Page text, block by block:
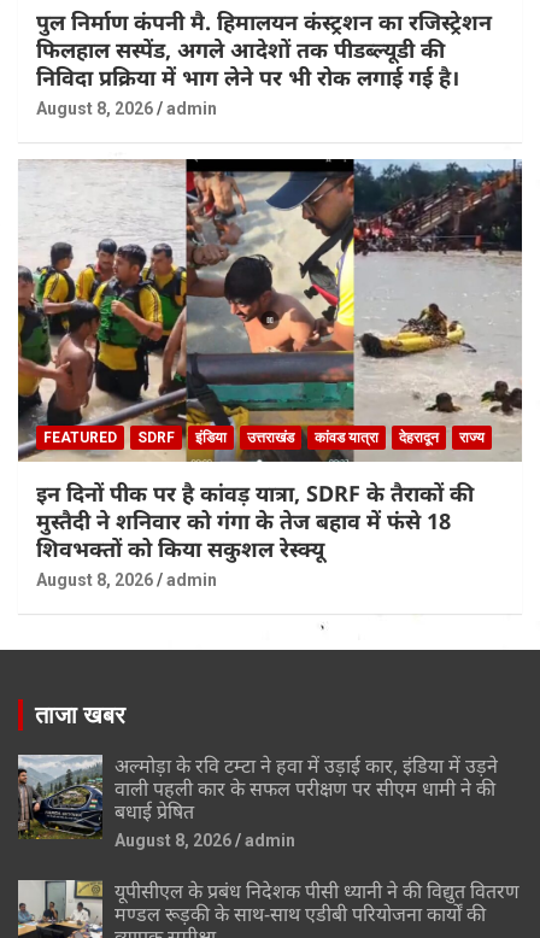
पुल निर्माण कंपनी मै. हिमालयन कंस्ट्रशन का रजिस्ट्रेशन
फिलहाल सस्पेंड, अगले आदेशों तक पीडब्ल्यूडी की
निविदा प्रक्रिया में भाग लेने पर भी रोक लगाई गई है।
August 8, 2026 admin
FEATURED SDRF इंडिया उत्तराखंड कांवड यात्रा देहरादून राज्य
इन दिनों पीक पर है कांवड़ यात्रा, SDRF के तैराकों की
मुस्तैदी ने शनिवार को गंगा के तेज बहाव में फंसे 18
शिवभक्तों को किया सकुशल रेस्क्यू
August 8, 2026 admin
ताजा खबर
अल्मोड़ा के रवि टम्टा ने हवा में उड़ाई कार, इंडिया में उड़ने
वाली पहली कार के सफल परीक्षण पर सीएम धामी ने की
बधाई प्रेषित
August 8, 2026 admin
यूपीसीएल के प्रबंध निदेशक पीसी ध्यानी ने की विद्युत वितरण
मण्डल रूड़की के साथ-साथ एडीबी परियोजना कार्यों की